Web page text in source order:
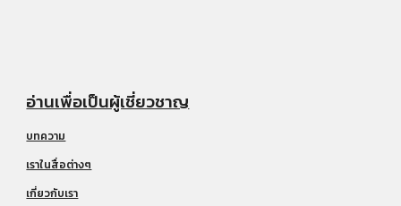
อ่านเพื่อเป็นผู้เชี่ยวชาญ
บทความ
เราในสื่อต่างๆ
เกี่ยวกับเรา